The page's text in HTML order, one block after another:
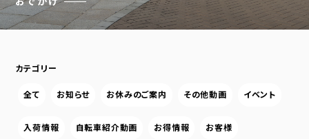
カテゴリー
全て お知らせ お休みのご案内 その他動画 イベント
入荷情報 自転車紹介動画 お得情報 お客様